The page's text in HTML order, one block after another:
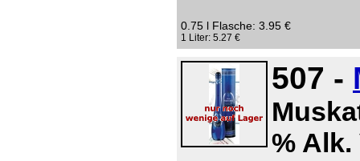
0.75 l Flasche: 3.95 €
1 Liter: 5.27 €
507 -
% Alk.